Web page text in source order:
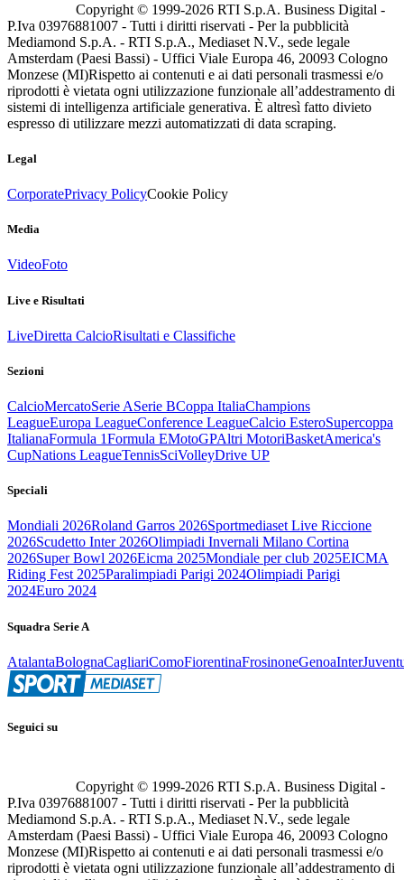
Copyright © 1999-2026 RTI S.p.A. Business Digital -
P.Iva 03976881007 - Tutti i diritti riservati - Per la pubblicità
Mediamond S.p.A. - RTI S.p.A., Mediaset N.V., sede legale
Amsterdam (Paesi Bassi) - Uffici Viale Europa 46, 20093 Cologno
Monzese (MI)Rispetto ai contenuti e ai dati personali trasmessi e/o
riprodotti è vietata ogni utilizzazione funzionale all’addestramento di
sistemi di intelligenza artificiale generativa. È altresì fatto divieto
espresso di utilizzare mezzi automatizzati di data scraping.
Legal
CorporatePrivacy PolicyCookie Policy
Media
VideoFoto
Live e Risultati
LiveDiretta CalcioRisultati e Classifiche
Sezioni
CalcioMercatoSerie ASerie BCoppa ItaliaChampions
LeagueEuropa LeagueConference LeagueCalcio EsteroSupercoppa
ItalianaFormula 1Formula EMotoGPAltri MotoriBasketAmerica's
CupNations LeagueTennisSciVolleyDrive UP
Speciali
Mondiali 2026Roland Garros 2026Sportmediaset Live Riccione
2026Scudetto Inter 2026Olimpiadi Invernali Milano Cortina
2026Super Bowl 2026Eicma 2025Mondiale per club 2025EICMA
Riding Fest 2025Paralimpiadi Parigi 2024Olimpiadi Parigi
2024Euro 2024
Squadra Serie A
AtalantaBolognaCagliariComoFiorentinaFrosinoneGenoaInter
Seguici su
Copyright © 1999-2026 RTI S.p.A. Business Digital -
P.Iva 03976881007 - Tutti i diritti riservati - Per la pubblicità
Mediamond S.p.A. - RTI S.p.A., Mediaset N.V., sede legale
Amsterdam (Paesi Bassi) - Uffici Viale Europa 46, 20093 Cologno
Monzese (MI)Rispetto ai contenuti e ai dati personali trasmessi e/o
riprodotti è vietata ogni utilizzazione funzionale all’addestramento di